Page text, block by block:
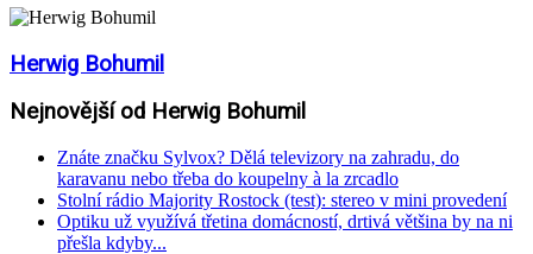
Herwig Bohumil
Nejnovější od Herwig Bohumil
Znáte značku Sylvox? Dělá televizory na zahradu, do
karavanu nebo třeba do koupelny à la zrcadlo
Stolní rádio Majority Rostock (test): stereo v mini provedení
Optiku už využívá třetina domácností, drtivá většina by na ni
přešla kdyby...